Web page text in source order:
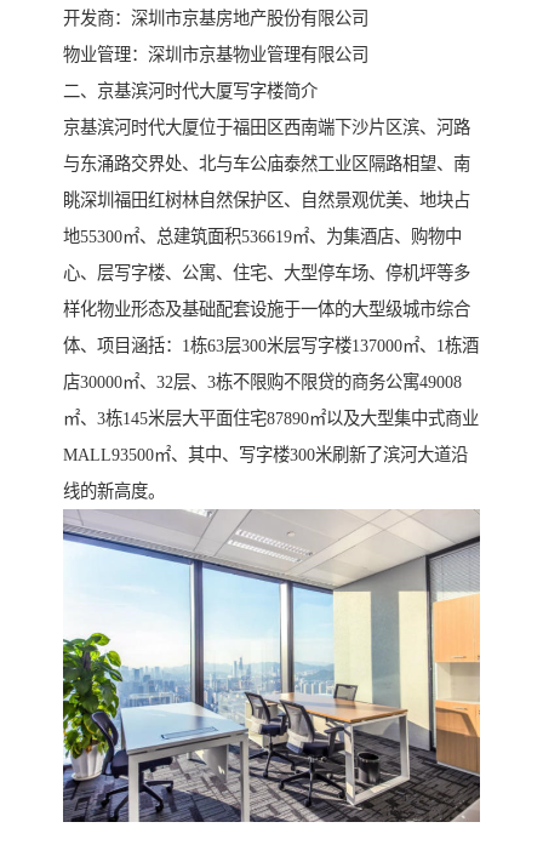
开发商：深圳市京基房地产股份有限公司
物业管理：深圳市京基物业管理有限公司
二、京基滨河时代大厦写字楼简介
京基滨河时代大厦位于福田区西南端下沙片区滨、河路
与东涌路交界处、北与车公庙泰然工业区隔路相望、南
眺深圳福田红树林自然保护区、自然景观优美、地块占
地55300㎡、总建筑面积536619㎡、为集酒店、购物中
心、层写字楼、公寓、住宅、大型停车场、停机坪等多
样化物业形态及基础配套设施于一体的大型级城市综合
体、项目涵括：1栋63层300米层写字楼137000㎡、1栋酒
店30000㎡、32层、3栋不限购不限贷的商务公寓49008
㎡、3栋145米层大平面住宅87890㎡以及大型集中式商业
MALL93500㎡、其中、写字楼300米刷新了滨河大道沿
线的新高度。